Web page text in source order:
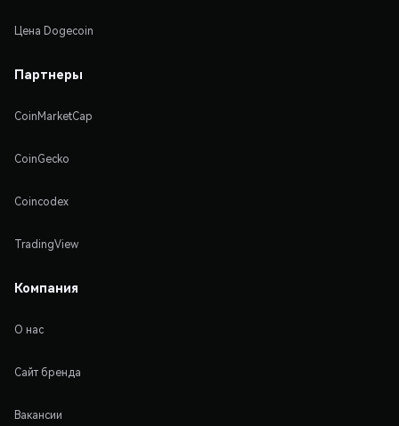
Цена Dogecoin
Партнеры
CoinMarketCap
CoinGecko
Coincodex
TradingView
Компания
О нас
Сайт бренда
Вакансии